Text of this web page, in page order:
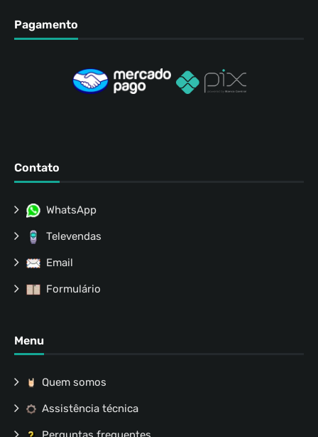
Pagamento
Contato
WhatsApp
Televendas
Email
Formulário
Menu
Quem somos
Assistência técnica